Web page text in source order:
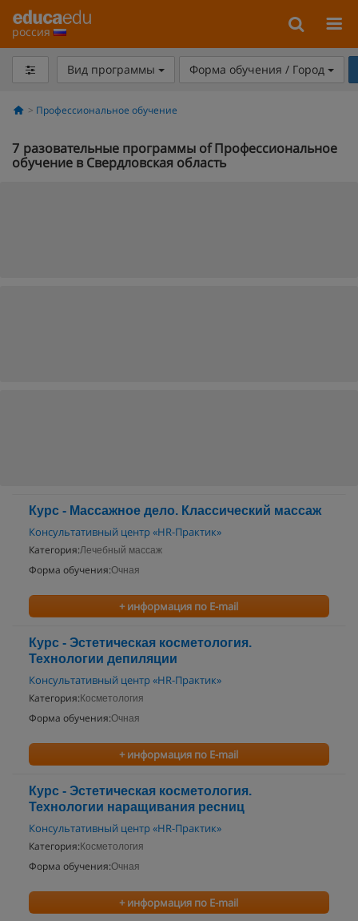
россия
Вид программы Форма обучения / Город
Профессиональное обучение
7 разовательные программы of Профессиональное
обучение в Свердловская область
Курс - Массажное дело. Классический массаж
Консультативный центр «HR-Практик»
Категория:Лечебный массаж
Форма обучения:Очная
+ информация по E-mail
Курс - Эстетическая косметология.
Технологии депиляции
Консультативный центр «HR-Практик»
Категория: Косметология
Форма обучения:Очная
+ информация по E-mail
Курс - Эстетическая косметология.
Технологии наращивания ресниц
Консультативный центр «HR-Практик»
Категория: Косметология
Форма обучения:Очная
+ информация по E-mail